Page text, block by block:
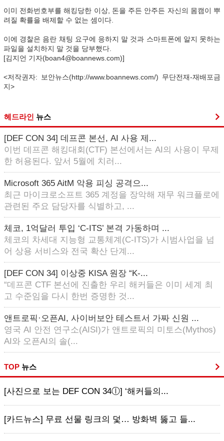
이미 전화번호부를 해킹당한 이상, 돈을 주든 안주든 자신의 몸캠이 뿌
려질 확률을 배제할 수 없는 셈이다.
이에 경찰은 음란 채팅 요구에 응하지 말 것과 스마트폰에 알지 못하는
파일을 설치하지 말 것을 당부했다.
[김지언 기자(boan4@boannews.com)]
<저작권자: 보안뉴스(http://www.boannews.com/) 무단전재-재배포금
지>
헤드라인 뉴스
[DEF CON 34] 데프콘 본선, AI 사용 제...
이번 데프콘 해킹대회(CTF) 본선에서는 AI의 사용이 무제
한 허용된다. 앞서 5월에 치러...
Microsoft 365 AitM 악용 피싱 공격으...
최근 마이크로소프트 365 계정을 장악해 재무 워크플로에
관련된 주요 담당자를 식별하고, ...
체코, 1억달러 투입 ‘C-ITS’ 본격 가동하며 ...
체코의 차세대 지능형 교통체계(C-ITS)가 시범사업을 넘
어 상용 서비스와 전국 확산 단계...
[DEF CON 34] 이상중 KISA 원장 “K-...
“데프콘 CTF 본선에 진출한 우리 해커들은 이미 세계 최
고 수준임을 다시 한번 증명한 것...
앤트로픽·오픈AI, 사이버보안 테스트서 가짜 신원 ...
영국 AI 안전 연구소(AISI)가 앤트로픽의 미토스(Mythos)
AI와 오픈AI의 솔(...
TOP 뉴스
[사진으로 보는 DEF CON 34ⓛ] ‘해커들의...
[카드뉴스] 무료 선물 링크의 덫… 방화벽 뚫고 들...